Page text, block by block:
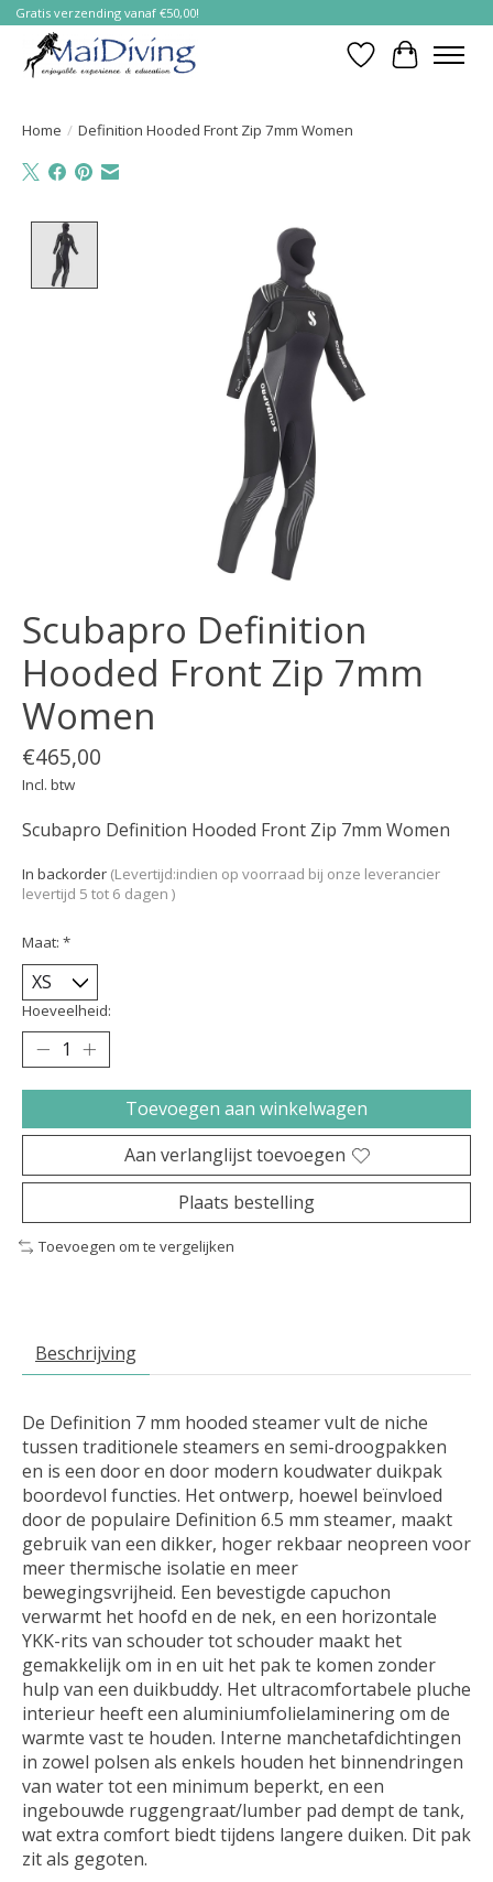
Gratis verzending vanaf €50,00!
Verlanglijst
Home / Definition Hooded Front Zip 7mm Women
Product image slideshow Items
Scubapro Definition
Hooded Front Zip 7mm
Women
€465,00
Incl. btw
Scubapro Definition Hooded Front Zip 7mm Women
In backorder (Levertijd:indien op voorraad bij onze leverancier
levertijd 5 tot 6 dagen )
Maat: *
Hoeveelheid:
Toevoegen aan winkelwagen
Aan verlanglijst toevoegen
Plaats bestelling
Toevoegen om te vergelijken
Beschrijving
De Definition 7 mm hooded steamer vult de niche
tussen traditionele steamers en semi-droogpakken
en is een door en door modern koudwater duikpak
boordevol functies. Het ontwerp, hoewel beïnvloed
door de populaire Definition 6.5 mm steamer, maakt
gebruik van een dikker, hoger rekbaar neopreen voor
meer thermische isolatie en meer
bewegingsvrijheid. Een bevestigde capuchon
verwarmt het hoofd en de nek, en een horizontale
YKK-rits van schouder tot schouder maakt het
gemakkelijk om in en uit het pak te komen zonder
hulp van een duikbuddy. Het ultracomfortabele pluche
interieur heeft een aluminiumfolielaminering om de
warmte vast te houden. Interne manchetafdichtingen
in zowel polsen als enkels houden het binnendringen
van water tot een minimum beperkt, en een
ingebouwde ruggengraat/lumber pad dempt de tank,
wat extra comfort biedt tijdens langere duiken. Dit pak
zit als gegoten.